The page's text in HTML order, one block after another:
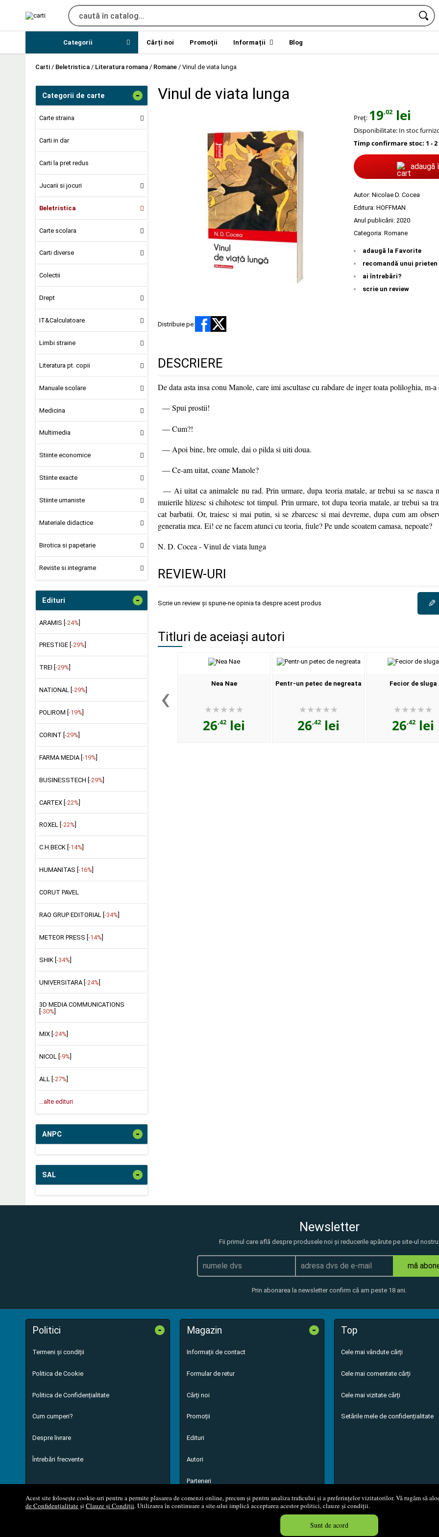
Acest site folosește cookie-uri pentru a permite plasarea de comenzi online, precum și pentru analiza traficului și a preferințelor vizitatorilor. Vă rugăm să
de Confidențialitateși Clauze și Condiții. Utilizarea în continuare a site-ului implică acceptarea acestor politici, clauze și condiții.
Sunt de acord
Categorii Cărți noi Promoții Informații Blog
Carti / Beletristica / Literatura romana / Romane / Vinul de viata lunga
Categorii de carte -
Carte straina
Carti in dar
Carti la pret redus
Jucarii si jocuri
Beletristica
Carte scolara
Carti diverse
Colectii
Drept
IT&Calculatoare
Limbi straine
Literatura pt. copii
Manuale scolare
Medicina
Multimedia
Stiinte economice
Stiinte exacte
Stiinte umaniste
Materiale didactice
Birotica si papetarie
Reviste si integrame
Edituri -
ARAMIS [-24%]
PRESTIGE [ -29%
TREI [ -29%
NATIONAL [ -29%
POLIROM [ -19%
CORINT [ -29%
FARMA MEDIA [ -19%
BUSINESSTECH [-29%]
CARTEX [-22%]
ROXEL [ -22%
C.H.BECK [ -14%
HUMANITAS [ -16%
CORUT PAVEL
RAO GRUP EDITORIAL [ -34%
METEOR PRESS [ -14%
SHIK [-34%]
UNIVERSITARA [-24%]
3D MEDIA COMMUNICATIONS
-30%
MIX [ -24%
NICOL [ -9%
ALL [ -27%
...alte edituri
ANPC -
SAL -
Vinul de viata lunga
Preț: 19,02 lei
Disponibilitate: In stoc
Timp confirmare stoc: 1 -
adaugă
Autor: Nicolae D. Cocea
Editura: HOFFMAN
Anul publicării: 2020
Categoria: Romane
adaugă la Favorite
recomandă unui prieten
ai întrebări?
scrie un review
Distribuie pe:
DESCRIERE
De data asta insa conu Manole, care imi ascultase cu rabdare de inger toata poliloghia, m-
— Spui prostii!
— Cum?!
— Apoi bine, bre omule, dai o pilda si uiti doua.
— Ce-am uitat, coane Manole?
— Ai uitat ca animalele nu rad. Prin urmare, dupa teoria matale, ar trebui sa se nasca
muierile hlizesc si chihotesc tot timpul. Prin urmare, tot dupa teoria matale, ar trebui sa
cat barbatii. Or, traiesc si mai putin, si se zbarcesc si mai devreme, dupa cum am
generatia mea. Ei! ce ne facem atunci cu teoria, fiule? Pe unde scoatem camasa, nepoate?
N. D. Cocea - Vinul de viata lunga
REVIEW-URI
Scrie un review și spune-ne opinia ta despre acest produs ✎
Titluri de aceiași autori
‹ Nea Nae
26,42 lei
Pentr-un petec de negreata
26,42 lei
Fecior de sluga
26,42 lei
Newsletter
Fii primul care află despre produsele noi și reducerile apărute pe site-ul
mă
Prin abonarea la newsletter confirm că am peste 18 ani.
Politici -
Termeni și condiții
Politica de Cookie
Politica de Confidențialitate
Cum cumperi?
Despre livrare
Întrebări frecvente
Magazin -
Informații de contact
Formular de retur
Cărți noi
Promoții
Edituri
Autori
Parteneri
Top
Cele mai vândute cărți
Cele mai comentate cărți
Cele mai vizitate cărți
Setările mele de confidențialitate
© 2008 - 2026 S.C. M.G. Net Distribution S.R.L. Magazin online
Created in 0.0514 sec